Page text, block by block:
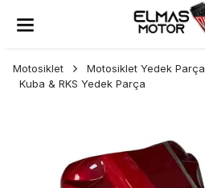
Motosiklet
Motosiklet Yedek Parça
Kuba & RKS Yedek Parça